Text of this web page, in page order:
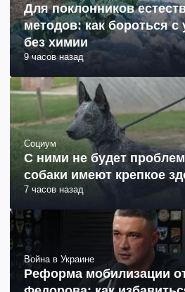
Для поклонников
методов: как бороться с
без химии
9 часов назад
Социум
С ними не будет
собаки имеют крепкое
7 часов назад
Война в Украине
Реформа мобилизации